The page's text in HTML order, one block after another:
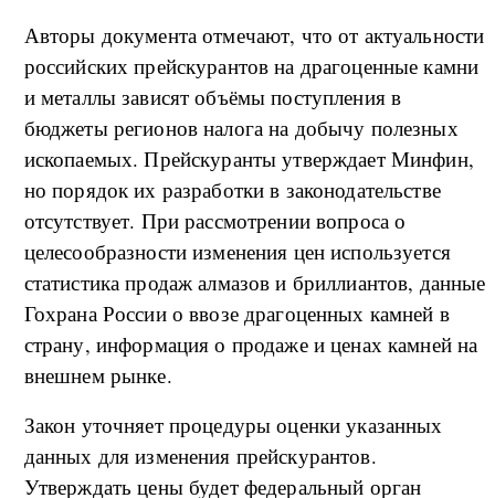
Авторы документа отмечают, что от актуальности
российских прейскурантов на драгоценные камни
и металлы зависят объёмы поступления в
бюджеты регионов налога на добычу полезных
ископаемых. Прейскуранты утверждает Минфин,
но порядок их разработки в законодательстве
отсутствует. При рассмотрении вопроса о
целесообразности изменения цен используется
статистика продаж алмазов и бриллиантов, данные
Гохрана России о ввозе драгоценных камней в
страну, информация о продаже и ценах камней на
внешнем рынке.
Закон уточняет процедуры оценки указанных
данных для изменения прейскурантов.
Утверждать цены будет федеральный орган